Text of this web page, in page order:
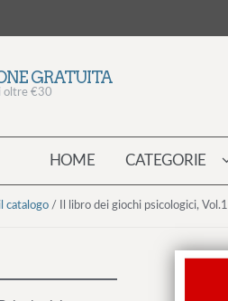
GRATUITA
oltre €30
HOME CATEGORIE
catalogo/ Il libro dei giochi psicologici, Vol.1